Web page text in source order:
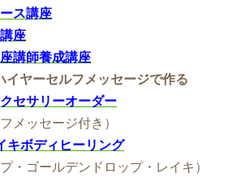
ス講座
座
講師養成講座
イヤーセルフメッセージで作る
セサリーオーダー
メッセージ付き）
キボディヒーリング
・ゴールデンドロップ・レイキ）